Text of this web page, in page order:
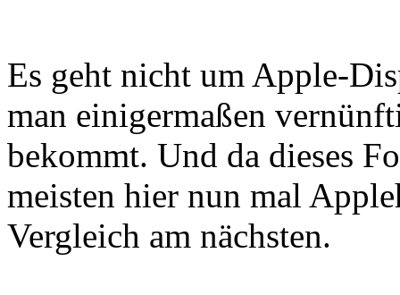
Es geht nicht um Apple-
man einigermaßen
bekommt. Und da dieses
meisten hier nun mal
Vergleich am nächsten.